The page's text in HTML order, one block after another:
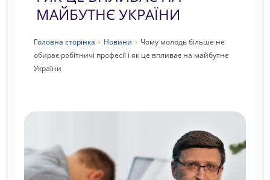
МАЙБУТНЄ УКРАЇНИ
Головна сторiнка › Новини › Чому молодь більше не
обирає робітничі професії і як це впливає на майбутнє
України